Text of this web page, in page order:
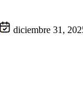
diciembre 31,